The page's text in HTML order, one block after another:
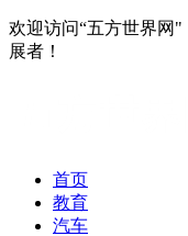
欢迎访问“五方世界网
展者！
首页
教育
汽车